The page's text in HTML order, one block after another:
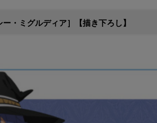
・ミグルディア］【描き下ろし】